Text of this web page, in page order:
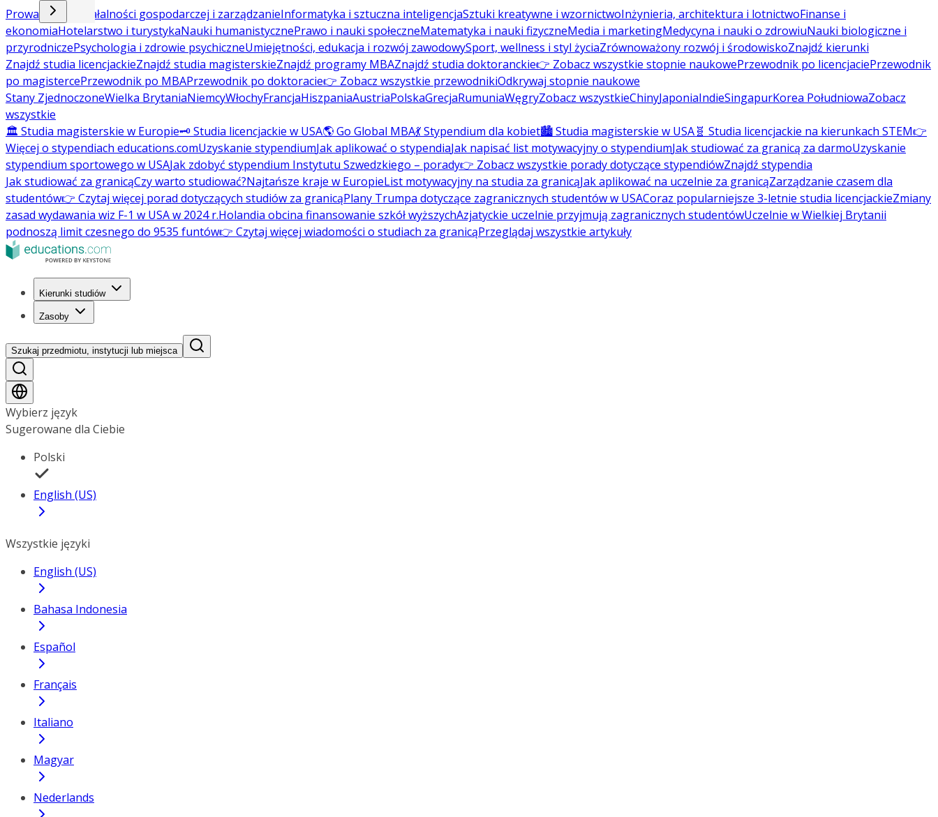
Prowadzenie działalności gospodarczej i zarządzanieInformatyka i sztuczna inteligencjaSztuki kreatywne i wzornictwoInżynieria, architektura i lotnictwoFinanse i
ekonomiaHotelarstwo i turystykaNauki humanistycznePrawo i nauki społeczneMatematyka i nauki fizyczneMedia i marketingMedycyna i nauki o zdrowiuNauki biologiczne i
przyrodniczePsychologia i zdrowie psychiczneUmiejętności, edukacja i rozwój zawodowySport, wellness i styl życiaZrównoważony rozwój i środowiskoZnajdź kierunki
Znajdź studia licencjackieZnajdź studia magisterskieZnajdź programy MBAZnajdź studia doktoranckie👉 Zobacz wszystkie stopnie naukowePrzewodnik po licencjaciePrzewodnik
po magistercePrzewodnik po MBAPrzewodnik po doktoracie👉 Zobacz wszystkie przewodnikiOdkrywaj stopnie naukowe
Stany ZjednoczoneWielka BrytaniaNiemcyWłochyFrancjaHiszpaniaAustriaPolskaGrecjaRumuniaWęgryZobacz wszystkieChinyJaponiaIndieSingapurKorea PołudniowaZobacz
wszystkie
🏛️ Studia magisterskie w Europie🗝️ Studia licencjackie w USA🌎 Go Global MBA💃 Stypendium dla kobiet🏙️ Studia magisterskie w USA🧬 Studia licencjackie na kierunkach STEM👉
Więcej o stypendiach educations.comUzyskanie stypendiumJak aplikować o stypendiaJak napisać list motywacyjny o stypendiumJak studiować za granicą za darmoUzyskanie
stypendium sportowego w USAJak zdobyć stypendium Instytutu Szwedzkiego – porady👉 Zobacz wszystkie porady dotyczące stypendiówZnajdź stypendia
Jak studiować za granicąCzy warto studiować?Najtańsze kraje w EuropieList motywacyjny na studia za granicąJak aplikować na uczelnie za granicąZarządzanie czasem dla
studentów👉 Czytaj więcej porad dotyczących studiów za granicąPlany Trumpa dotyczące zagranicznych studentów w USACoraz popularniejsze 3-letnie studia licencjackieZmiany
zasad wydawania wiz F-1 w USA w 2024 r.Holandia obcina finansowanie szkół wyższychAzjatyckie uczelnie przyjmują zagranicznych studentówUczelnie w Wielkiej Brytanii
podnoszą limit czesnego do 9535 funtów👉 Czytaj więcej wiadomości o studiach za granicąPrzeglądaj wszystkie artykuły
Kierunki studiów
Zasoby
Szukaj przedmiotu, instytucji lub miejsca
Wybierz język
Sugerowane dla Ciebie
Polski
English (US)
Wszystkie języki
English (US)
Bahasa Indonesia
Español
Français
Italiano
Magyar
Nederlands